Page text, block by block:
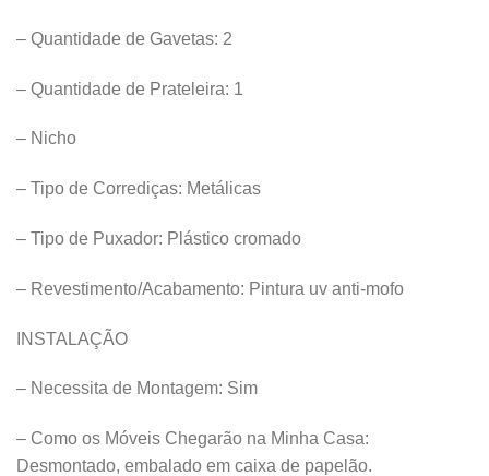
– Quantidade de Gavetas: 2
– Quantidade de Prateleira: 1
– Nicho
– Tipo de Corrediças: Metálicas
– Tipo de Puxador: Plástico cromado
– Revestimento/Acabamento: Pintura uv anti-mofo
INSTALAÇÃO
– Necessita de Montagem: Sim
– Como os Móveis Chegarão na Minha Casa:
Desmontado, embalado em caixa de papelão.